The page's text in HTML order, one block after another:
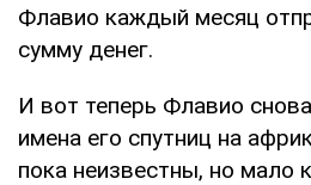
Флавио каждый месяц
сумму денег.
И вот теперь Флавио
имена его спутниц на
пока неизвестны, но мало